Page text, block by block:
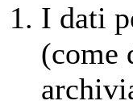
I dati
(come